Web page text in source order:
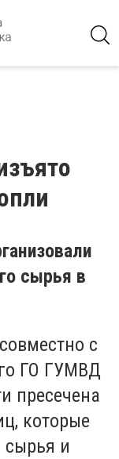
сырья в
с
ГО ГУМВД
пресечена
которые
и